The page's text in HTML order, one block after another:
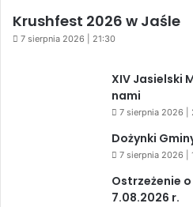
Krushfest 2026 w Jaśle
7 sierpnia 2026 | 21:30
XIV Jasielski
nami
7 sierpnia 2026 |
Dożynki
7 sierpnia 2026 |
Ostrzeżenie
7.08.2026 r.